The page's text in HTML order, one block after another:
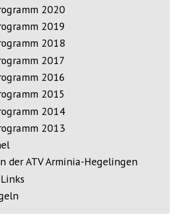
2020
2019
2018
2017
2016
2015
2014
2013
der ATV Arminia-Hegelingen